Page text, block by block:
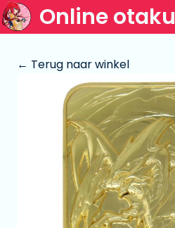
Online otaku
← Terug naar winkel